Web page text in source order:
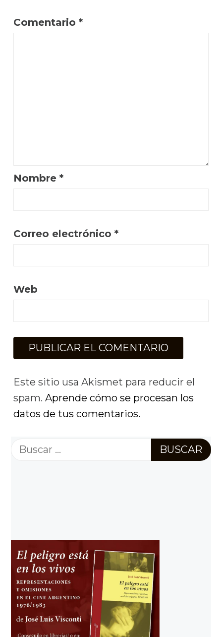
Comentario *
Nombre *
Correo electrónico *
Web
Este sitio usa Akismet para reducir el
spam. Aprende cómo se procesan los
datos de tus comentarios.
Buscar: